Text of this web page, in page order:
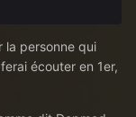
la personne qui
écouter en 1er,